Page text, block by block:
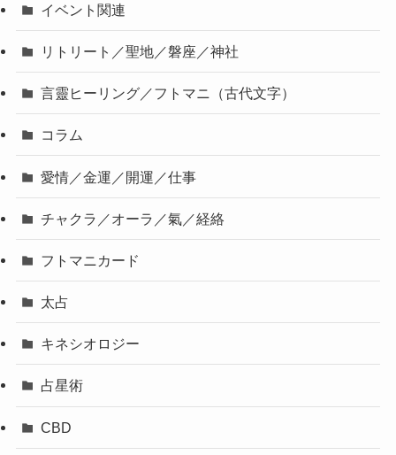
イベント関連
リトリート／聖地／磐座／神社
言靈ヒーリング／フトマニ（古代文字）
コラム
愛情／金運／開運／仕事
チャクラ／オーラ／氣／経絡
フトマニカード
太占
キネシオロジー
占星術
CBD